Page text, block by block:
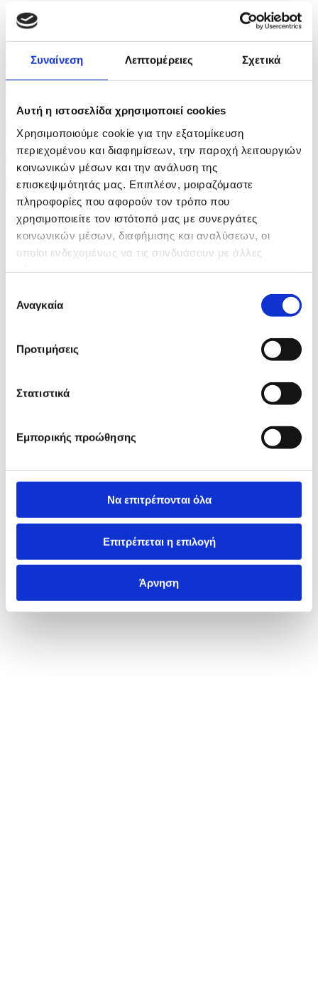
Συναίνεση Λεπτομέρειες Σχετικά
Αυτή η ιστοσελίδα χρησιμοποιεί cookies
Χρησιμοποιούμε cookie για την εξατομίκευση
περιεχομένου και διαφημίσεων, την παροχή λειτουργιών
κοινωνικών μέσων και την ανάλυση της
επισκεψιμότητάς μας. Επιπλέον, μοιραζόμαστε
πληροφορίες που αφορούν τον τρόπο που
χρησιμοποιείτε τον ιστότοπό μας με συνεργάτες
κοινωνικών μέσων, διαφήμισης και αναλύσεων, οι
οποίοι ενδεχομένως να τις συνδυάσουν με άλλες
των υπηρεσιών τους.
συγκατάθεσης
Αναγκαία
Προτιμήσεις
Στατιστικά
Εμπορικής προώθησης
Να επιτρέπονται όλα
Επιτρέπεται η επιλογή
Άρνηση
πριν 31 λεπτά
«Ποτέ ξανά Χιροσίμα», το μήνυμα για έναν κόσμο
χωρίς...
Κύπρος και Ισραήλ «συμμάχησαν» για τη διάσωση
των...
πριν 37 λεπτά
Το Ισραήλ πλήττει τον νότιο Λίβανο, οι συνομιλίες...